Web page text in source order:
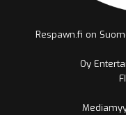
Respawn.fi on
Oy